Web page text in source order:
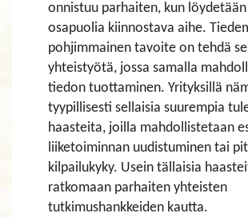
onnistuu parhaiten, kun
osapuolia kiinnostava aihe.
pohjimmainen tavoite on tehdä
yhteistyötä, jossa samalla
tiedon tuottaminen. Yrityksillä
tyypillisesti sellaisia suurempia
haasteita, joilla mahdollistetaan
liiketoiminnan uudistuminen tai
kilpailukyky. Usein tällaisia
ratkomaan parhaiten yhteisten
tutkimushankkeiden kautta.